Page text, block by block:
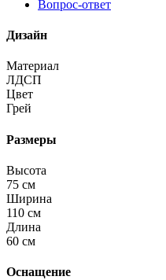
Вопрос-ответ
Дизайн
Материал
ЛДСП
Цвет
Грей
Размеры
Высота
75 см
Ширина
110 см
Длина
60 см
Оснащение